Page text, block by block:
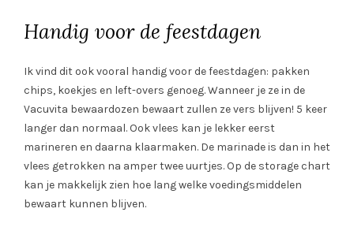
Handig voor de feestdagen
Ik vind dit ook vooral handig voor de feestdagen: pakken
chips, koekjes en left-overs genoeg. Wanneer je ze in de
Vacuvita bewaardozen bewaart zullen ze vers blijven! 5 keer
langer dan normaal. Ook vlees kan je lekker eerst
marineren en daarna klaarmaken. De marinade is dan in het
vlees getrokken na amper twee uurtjes. Op de storage chart
kan je makkelijk zien hoe lang welke voedingsmiddelen
bewaart kunnen blijven.